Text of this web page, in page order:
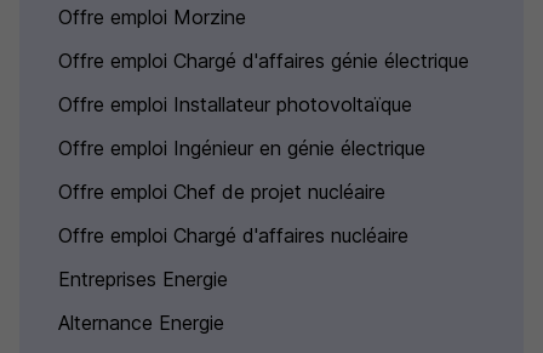
Offre emploi Morzine
Offre emploi Chargé d'affaires génie électrique
Offre emploi Installateur photovoltaïque
Offre emploi Ingénieur en génie électrique
Offre emploi Chef de projet nucléaire
Offre emploi Chargé d'affaires nucléaire
Entreprises Energie
Alternance Energie